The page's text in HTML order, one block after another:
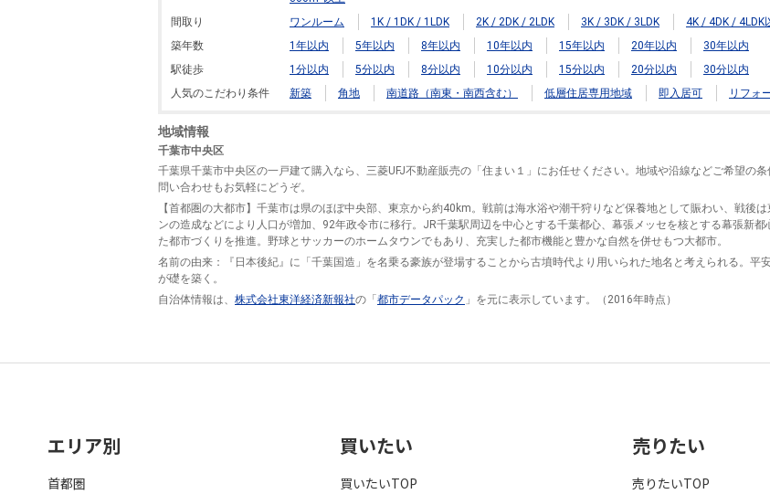
間取り
ワンルーム 1K / 1DK / 1LDK 2K / 2DK / 2LDK 3K / 3DK / 3LDK
4K / 4DK / 4LDK
築年数
1年以内 5年以内 8年以内 10年以内 15年以内 20年以内
30年以内
駅徒歩
1分以内 5分以内 8分以内 10分以内 15分以内 20分以内
30分以内
人気のこだわり条件
新築 角地 南道路（南東・南西含む） 低層住居専用地域 即入居可 リフォ
地域情報
千葉市中央区
千葉県千葉市中央区の一戸建て購入なら、三菱UFJ不動産販売の「住まい１」にお任せください。地域や沿線などご希望の
問い合わせもお気軽にどうぞ。
【首都圏の大都市】千葉市は県のほぼ中央部、東京から約40km。戦前は海水浴や潮干狩りなど保養地として賑わい、戦後
ンの造成などにより人口が増加、92年政令市に移行。JR千葉駅周辺を中心とする千葉都心、幕張メッセを核とする幕張新
た都市づくりを推進。野球とサッカーのホームタウンでもあり、充実した都市機能と豊かな自然を併せもつ大都市。
名前の由来：『日本後紀』に「千葉国造」を名乗る豪族が登場することから古墳時代より用いられた地名と考えられる。平
が礎を築く。
自治体情報は、 株式会社東洋経済新報社の「 都市データパック 」を元に表示しています。（2016年時点）
エリア別
首都圏
買いたい
買いたいTOP
売りたい
売りたいTOP